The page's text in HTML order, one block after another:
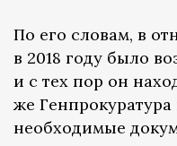
По его словам, в
в 2018 году было
и с тех пор он
же
необходимые